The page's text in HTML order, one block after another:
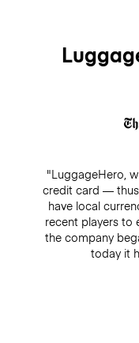
"LuggageHero,
credit card —
have local
recent players to
the company
today it